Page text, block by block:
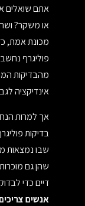
אתם שואלים
או משקר?
מכונת אמת,
מהבדיקות
אינדיקציה
אך למרות
בדיקות
שבו נמצאות
שהן גם
דיים כדי
אנשים